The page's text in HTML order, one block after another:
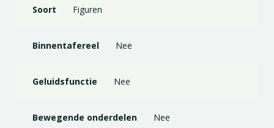
Soort Figuren
Binnentafereel Nee
Geluidsfunctie Nee
Bewegende onderdelen Nee